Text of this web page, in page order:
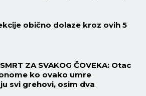
obično dolaze kroz ovih 5
ZA SVAKOG ČOVEKA: Otac
ko ovako umre
svi grehovi, osim dva